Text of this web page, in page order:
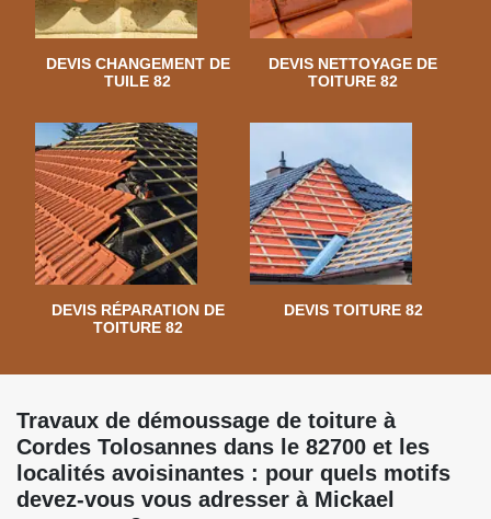
DEVIS CHANGEMENT DE
TUILE 82
DEVIS NETTOYAGE DE
TOITURE 82
DEVIS RÉPARATION DE
TOITURE 82
DEVIS TOITURE 82
Travaux de démoussage de toiture à
Cordes Tolosannes dans le 82700 et les
localités avoisinantes : pour quels motifs
devez-vous vous adresser à Mickael